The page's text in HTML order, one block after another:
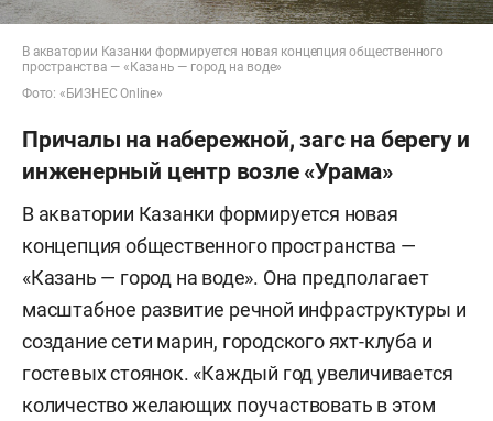
В акватории Казанки формируется новая концепция общественного
пространства — «Казань — город на воде»
Фото: «БИЗНЕС Online»
Причалы на набережной, загс на берегу и
инженерный центр возле «Урама»
В акватории Казанки формируется новая
концепция общественного пространства —
«Казань — город на воде». Она предполагает
масштабное развитие речной инфраструктуры и
создание сети марин, городского яхт-клуба и
гостевых стоянок. «Каждый год увеличивается
количество желающих поучаствовать в этом